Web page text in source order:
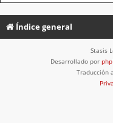
Índice general
Stasis
Desarrollado por
Traducción